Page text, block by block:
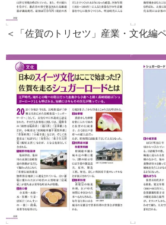
＜「佐賀のトリセツ」産業・文化編